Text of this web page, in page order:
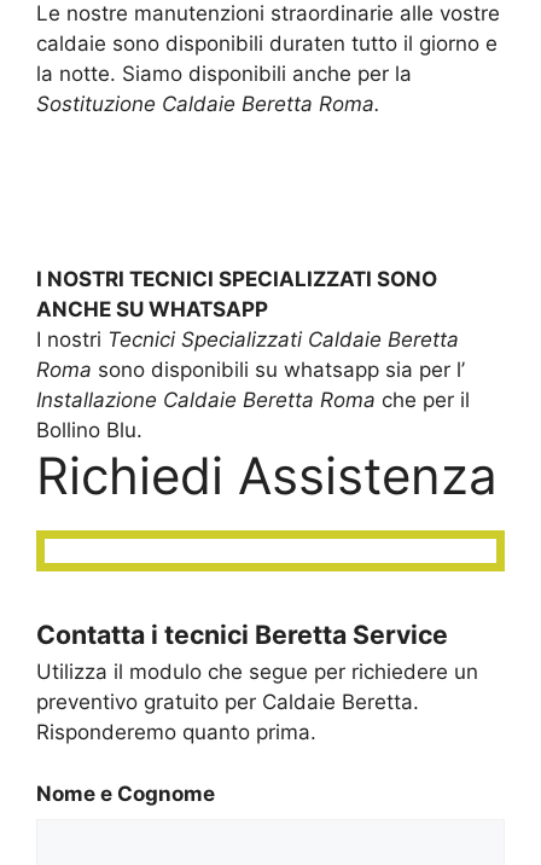
Le nostre manutenzioni straordinarie alle vostre
caldaie sono disponibili duraten tutto il giorno e
la notte. Siamo disponibili anche per la
Sostituzione Caldaie Beretta Roma.
I NOSTRI TECNICI SPECIALIZZATI SONO
ANCHE SU WHATSAPP
I nostri Tecnici Specializzati Caldaie Beretta
Roma sono disponibili su whatsapp sia per l’
Installazione Caldaie Beretta Roma che per il
Bollino Blu.
Richiedi Assistenza
Contatta i tecnici Beretta Service
Utilizza il modulo che segue per richiedere un
preventivo gratuito per Caldaie Beretta.
Risponderemo quanto prima.
Nome e Cognome